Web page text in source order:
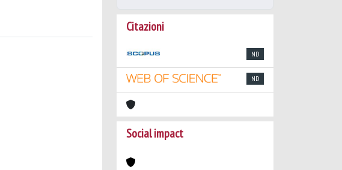
Citazioni
ND
ND
Social impact